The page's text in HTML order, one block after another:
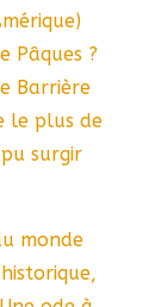
Pâques ?
Barrière
le plus de
surgir
monde